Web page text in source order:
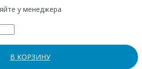
у менеджера
В КОРЗИНУ